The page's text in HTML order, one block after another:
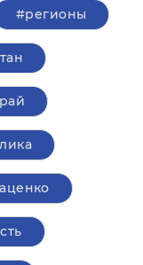
#регионы